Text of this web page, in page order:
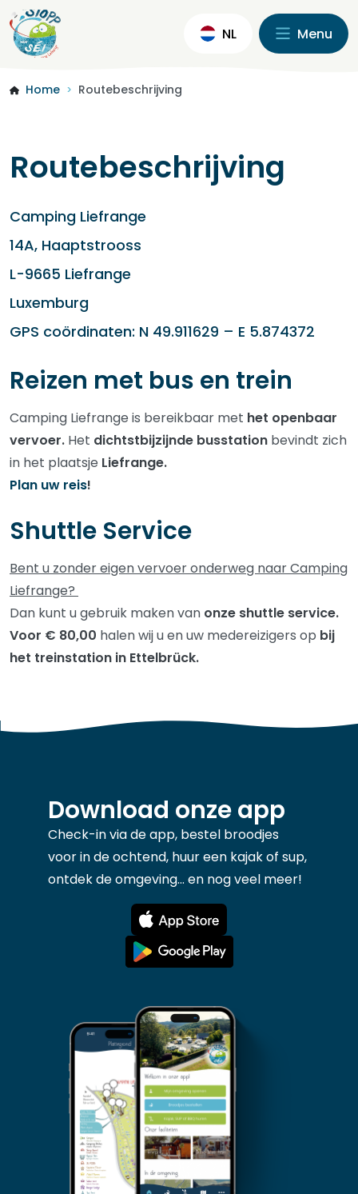
NL Menu
Home > Routebeschrijving
Routebeschrijving
Camping Liefrange
14A, Haaptstrooss
L-9665 Liefrange
Luxemburg
GPS coördinaten: N 49.911629 – E 5.874372
Reizen met bus en trein
Camping Liefrange is bereikbaar met het openbaar
vervoer. Het dichtstbijzijnde busstation bevindt zich
in het plaatsje Liefrange.
Plan uw reis!
Shuttle Service
Bent u zonder eigen vervoer onderweg naar Camping
Liefrange?
Dan kunt u gebruik maken van onze shuttle service.
Voor € 80,00 halen wij u en uw medereizigers op bij
het treinstation in Ettelbrück.
Download onze app
Check-in via de app, bestel broodjes
voor in de ochtend, huur een kajak of sup,
ontdek de omgeving... en nog veel meer!